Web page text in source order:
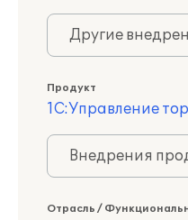
Другие
Продукт
1С:Управление
Внедрения
Отрасль /